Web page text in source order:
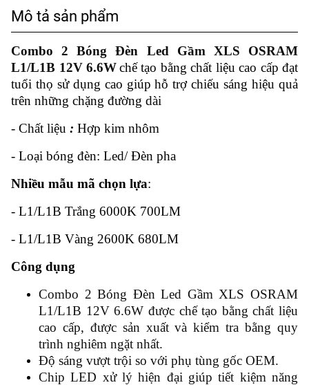
Mô tả sản phẩm
Combo 2 Bóng Đèn Led Gầm XLS OSRAM
L1/L1B 12V 6.6Wchế tạo bằng chất liệu cao cấp đạt
tuổi thọ sử dụng cao giúp hỗ trợ chiếu sáng hiệu quả
trên những chặng đường dài
- Chất liệu : Hợp kim nhôm
- Loại bóng đèn: Led/ Đèn pha
Nhiều mẫu mã chọn lựa:
- L1/L1B Trắng 6000K 700LM
- L1/L1B Vàng 2600K 680LM
Công dụng
Combo 2 Bóng Đèn Led Gầm XLS OSRAM
L1/L1B 12V 6.6W được chế tạo bằng chất liệu
cao cấp, được sản xuất và kiểm tra bằng quy
trình nghiêm ngặt nhất.
Độ sáng vượt trội so với phụ tùng gốc OEM.
Chip LED xử lý hiện đại giúp tiết kiệm năng